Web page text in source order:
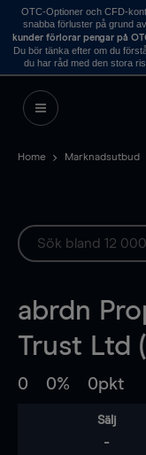
OTC-Optioner och CFD-
snabba förluster på grund
kunder förlorar pengar på
Du bör tänka efter om du
du har råd med den stora
Home Marknadsutbud
abrdn
Trust Ltd
0 0% 0pkt
Sälj
-